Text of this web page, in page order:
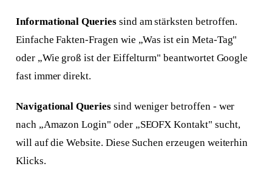
Informational Queriessind am stärksten betroffen.
Einfache Fakten-Fragen wie „Was ist ein Meta-Tag"
oder „Wie groß ist der Eiffelturm" beantwortet Google
fast immer direkt.
Navigational Queriessind weniger betroffen - wer
nach „Amazon Login" oder „SEOFX Kontakt" sucht,
will auf die Website. Diese Suchen erzeugen weiterhin
Klicks.